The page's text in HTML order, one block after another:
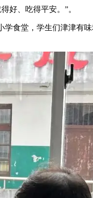
好、吃得平安。”。
堂，学生们津津有